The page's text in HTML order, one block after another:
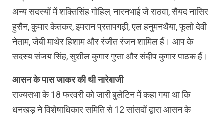
अन्य सदस्यों में शक्तिसिंह गोहिल, नारनभाई जे राठवा, सैयद नासिर
हुसैन, कुमार केतकर, इमरान प्रतापगढ़ी, एल हनुमनथैया, फूलो देवी
नेताम, जेबी माथेर हिशाम और रंजीत रंजन शामिल हैं। आप के
सदस्य संजय सिंह, सुशील कुमार गुप्ता और संदीप कुमार पाठक हैं।
आसन के पास जाकर की थी नारेबाजी
राज्यसभा के 18 फरवरी को जारी बुलेटिन में कहा गया था कि
धनखड़ ने विशेषाधिकार समिति से 12 सांसदों द्वारा आसन के